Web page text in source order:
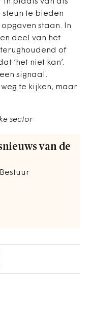
te bieden
staan. In
deel van het
of
‘het niet kan’.
signaal.
te kijken, maar
sector
van de